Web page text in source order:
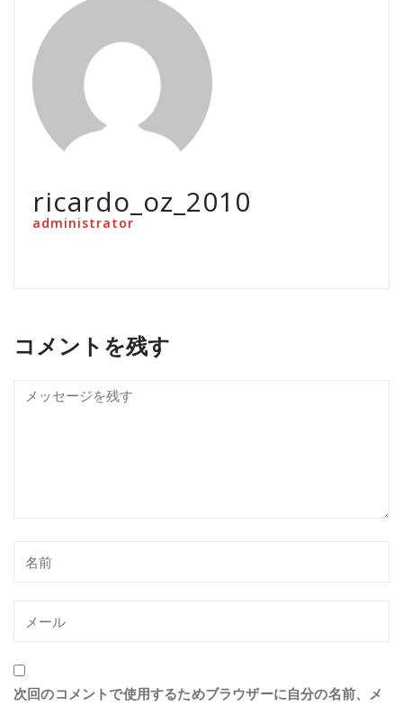
ricardo_oz_2010
administrator
コメントを残す
次回のコメントで使用するためブラウザーに自分の名前、メ